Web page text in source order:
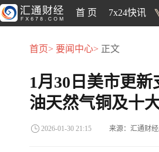
首 页 7x24快讯
首页> 要闻中心> 正文
1月30日美市更
油天然气铜及十
2026-01-30 21:15 来源：汇通财经